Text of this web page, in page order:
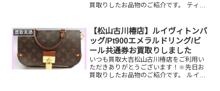
買取りしたお品物のご紹介です。 ティフ
いるお品物はございませんか？ぜひ買取
大吉松山古川椿店に...
買取実績
【松山古川椿店】ルイヴィトンバ
ッグ/Pt900エメラルドリング/ビ
ール共通券お買取りしました
いつも買取大吉松山古川椿店をご利用い
ただきありがとうございます！🔆先日お
買取りしたお品物のご紹介です。 ルイヴ